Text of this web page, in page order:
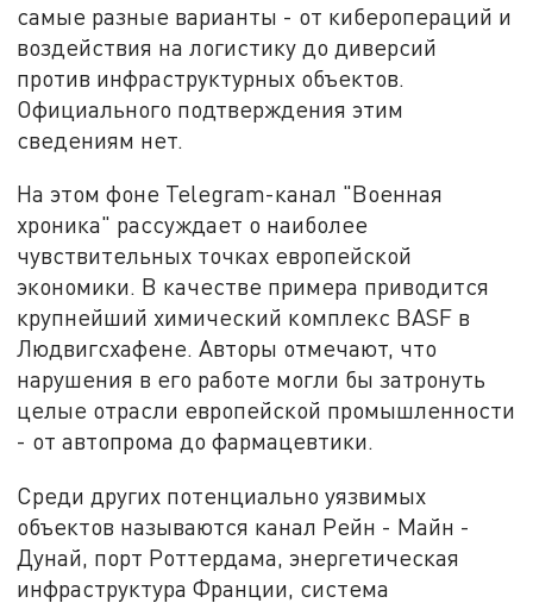
самые разные варианты - от киберопераций и
воздействия на логистику до диверсий
против инфраструктурных объектов.
Официального подтверждения этим
сведениям нет.
На этом фоне Telegram-канал "Военная
хроника" рассуждает о наиболее
чувствительных точках европейской
экономики. В качестве примера приводится
крупнейший химический комплекс BASF в
Людвигсхафене. Авторы отмечают, что
нарушения в его работе могли бы затронуть
целые отрасли европейской промышленности
- от автопрома до фармацевтики.
Среди других потенциально уязвимых
объектов называются канал Рейн - Майн -
Дунай, порт Роттердама, энергетическая
инфраструктура Франции, система